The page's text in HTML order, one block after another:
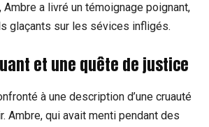
a livré un témoignage poignant,
glaçants sur les sévices infligés.
et une quête de justice
à une description d’une cruauté
Ambre, qui avait menti pendant des